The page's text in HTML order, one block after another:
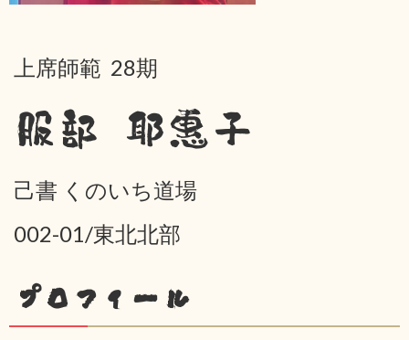
上席師範 28期
服部 耶惠子
己書 くのいち道場
002-01/東北北部
プロフィール